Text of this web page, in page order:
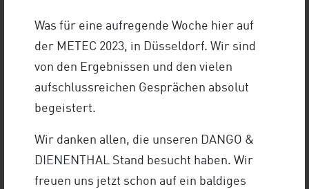
STARKE BETEILIGUNG
BEIM SIEGERLÄNDER
FIRMENLAUF 2025
MORE HISTORY
Was für eine aufregende Woche hier auf
der METEC 2023, in Düsseldorf. Wir sind
von den Ergebnissen und den vielen
aufschlussreichen Gesprächen absolut
begeistert.
Wir danken allen, die unseren DANGO &
DIENENTHAL Stand besucht haben. Wir
freuen uns jetzt schon auf ein baldiges